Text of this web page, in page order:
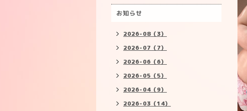
お知らせ
2026-08（3）
2026-07（7）
2026-06（6）
2026-05（5）
2026-04（9）
2026-03（14）